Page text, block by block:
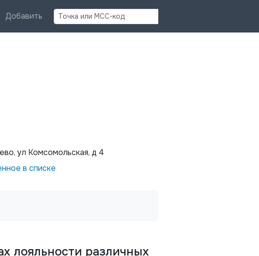
Добавить Найти
ул Комсомольская, д 4
в списке
лояльности различных